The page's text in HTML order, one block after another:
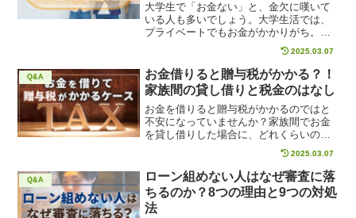
大学生で「お金ない」と、金欠に嘆いて
いる人も多いでしょう。大学生活では、
プライベートでもお金がかかりがち。当
ページでは、大学生が金欠の際に見直す
べきポイントや、工夫できる対処法を紹
介します。金欠に悩む大学生は、今回伝
授する対処法や改善策を参考にして、金
欠を乗り切りましょう。
2025.03.07
Q&A
お金借りると贈与税がかかる？！
家族間の貸し借りと税金のはなし
お金を借りると贈与税がかかるのではと
不安になっていませんか？家族間でお金
を貸し借りした場合に、どれくらいの金
額でどのくらい贈与税がかかるか具体的
に解説します。家族間の貸し借りで贈与
税がかかる事例なども紹介するので、家
族からお金を借りようと思っている方
は、ぜひ当ページを参考にしてくださ
い。
2025.03.07
Q&A
ローン組めない人はなぜ審査に落
ちるのか？8つの理由と9つの対処
法